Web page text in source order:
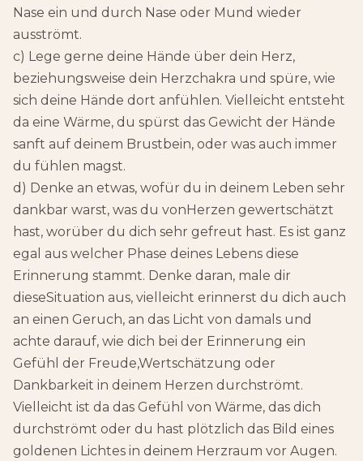
Nase ein und durch Nase oder Mund wieder
ausströmt.
c) Lege gerne deine Hände über dein Herz,
beziehungsweise dein Herzchakra und spüre, wie
sich deine Hände dort anfühlen. Vielleicht entsteht
da eine Wärme, du spürst das Gewicht der Hände
sanft auf deinem Brustbein, oder was auch immer
du fühlen magst.
d) Denke an etwas, wofür du in deinem Leben sehr
dankbar warst, was du vonHerzen gewertschätzt
hast, worüber du dich sehr gefreut hast. Es ist ganz
egal aus welcher Phase deines Lebens diese
Erinnerung stammt. Denke daran, male dir
dieseSituation aus, vielleicht erinnerst du dich auch
an einen Geruch, an das Licht von damals und
achte darauf, wie dich bei der Erinnerung ein
Gefühl der Freude,Wertschätzung oder
Dankbarkeit in deinem Herzen durchströmt.
Vielleicht ist da das Gefühl von Wärme, das dich
durchströmt oder du hast plötzlich das Bild eines
goldenen Lichtes in deinem Herzraum vor Augen.